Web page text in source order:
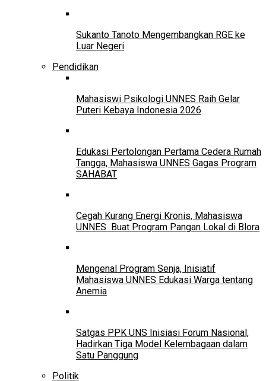
Sukanto Tanoto Mengembangkan RGE ke
Luar Negeri
Pendidikan
Mahasiswi Psikologi UNNES Raih Gelar
Puteri Kebaya Indonesia 2026
Edukasi Pertolongan Pertama Cedera Rumah
Tangga, Mahasiswa UNNES Gagas Program
SAHABAT
Cegah Kurang Energi Kronis, Mahasiswa
UNNES Buat Program Pangan Lokal di Blora
Mengenal Program Senja, Inisiatif
Mahasiswa UNNES Edukasi Warga tentang
Anemia
Satgas PPK UNS Inisiasi Forum Nasional,
Hadirkan Tiga Model Kelembagaan dalam
Satu Panggung
Politik